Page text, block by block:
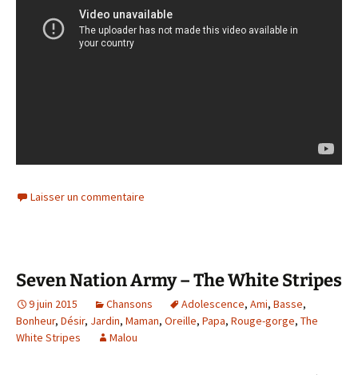
Laisser un commentaire
Seven Nation Army – The White Stripes
9 juin 2015 Chansons Adolescence, Ami, Basse,
Bonheur, Désir, Jardin, Maman, Oreille, Papa, Rouge-gorge, The
White Stripes
Malou